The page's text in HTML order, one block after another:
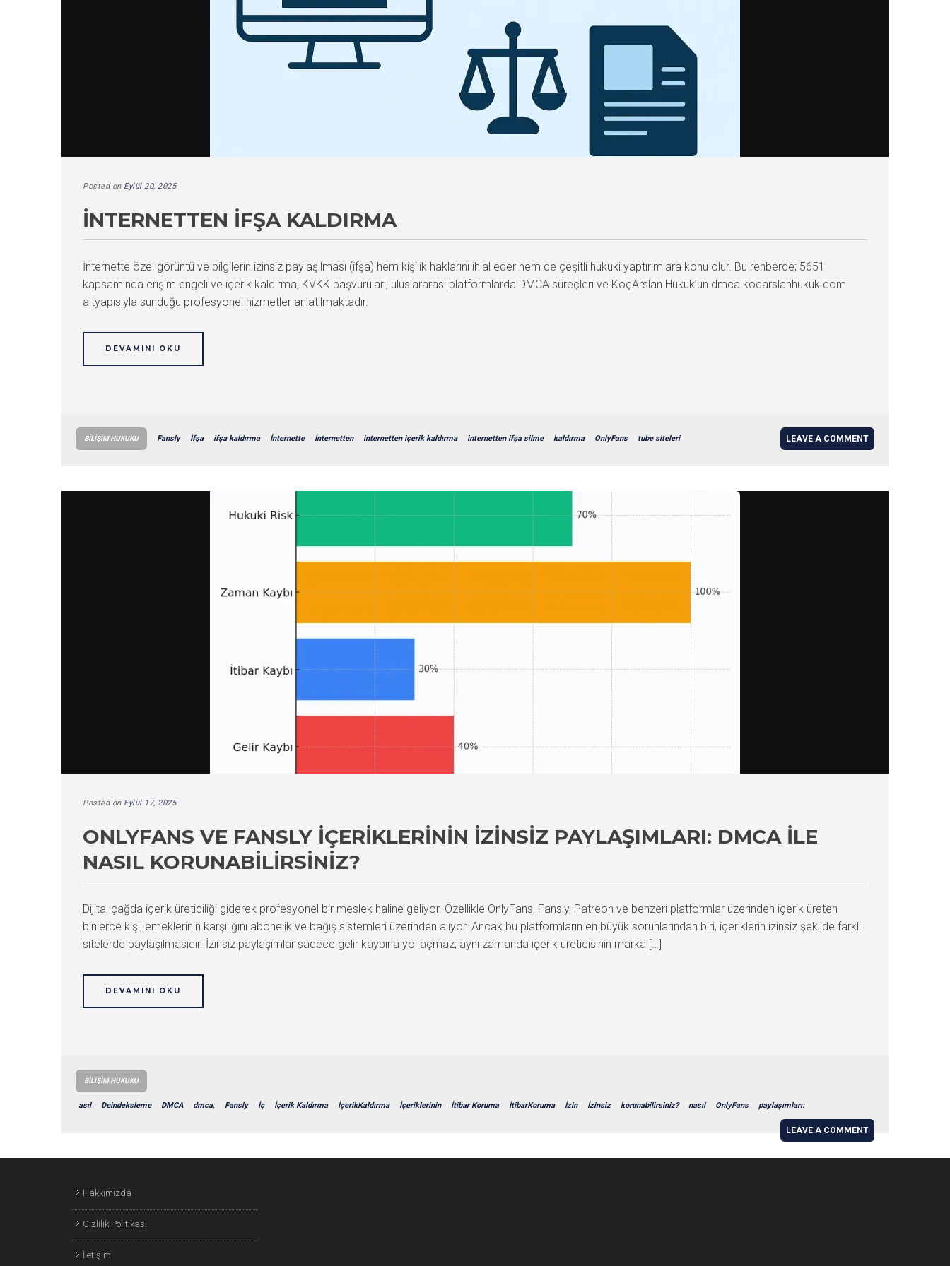
Posted on Eylül 20, 2025
İNTERNETTEN İFŞA KALDIRMA
İnternette özel görüntü ve bilgilerin izinsiz paylaşılması (ifşa) hem kişilik haklarını ihlal eder hem de çeşitli hukuki yaptırımlara konu olur. Bu rehberde; 5651
kapsamında erişim engeli ve içerik kaldırma, KVKK başvuruları, uluslararası platformlarda DMCA süreçleri ve KoçArslan Hukuk’un dmca.kocarslanhukuk.com
altyapısıyla sunduğu profesyonel hizmetler anlatılmaktadır.
DEVAMINI OKU
BILIŞIM HUKUKU Fansly İfşa ifşa kaldırma İnternette İnternetten internetten içerik kaldırma internetten ifşa silme kaldırma OnlyFans tube siteleri LEAVE A COMMENT
Posted on Eylül 17, 2025
ONLYFANS VE FANSLY İÇERIKLERININ İZINSIZ PAYLAŞIMLARI: DMCA ILE
NASIL KORUNABILIRSINIZ?
Dijital çağda içerik üreticiliği giderek profesyonel bir meslek haline geliyor. Özellikle OnlyFans, Fansly, Patreon ve benzeri platformlar üzerinden içerik üreten
binlerce kişi, emeklerinin karşılığını abonelik ve bağış sistemleri üzerinden alıyor. Ancak bu platformların en büyük sorunlarından biri, içeriklerin izinsiz şekilde farklı
sitelerde paylaşılmasıdır. İzinsiz paylaşımlar sadece gelir kaybına yol açmaz; aynı zamanda içerik üreticisinin marka […]
DEVAMINI OKU
BILIŞIM HUKUKU
asıl Deindeksleme DMCA dmca, Fansly İç İçerik Kaldırma İçerikKaldırma İçeriklerinin İtibar Koruma İtibarKoruma İzin İzinsiz korunabilirsiniz? nasıl OnlyFans paylaşımları:
LEAVE A COMMENT
Hakkımızda
Gizlilik Politikası
İletişim